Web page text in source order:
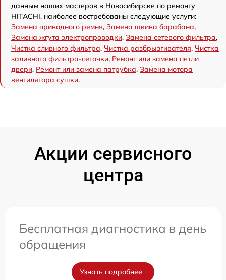
данным наших мастеров в Новосибирске по ремонту
HITACHI, наиболее востребованы следующие услуги:
Замена приводного ремня, Замена шкива барабана,
Замена жгута электропроводки, Замена сетевого фильтра,
Чистка сливного фильтра, Чистка разбрызгивателя, Чистка
заливного фильтра-сеточки, Ремонт или замена петли
двери, Ремонт или замена патрубка, Замена мотора
вентилятора сушки.
Акции сервисного
центра
Бесплатная диагностика в день
обращения
Узнать подробнее